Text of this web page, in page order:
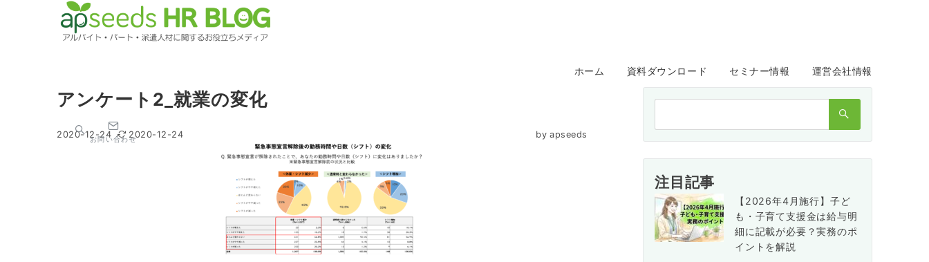
ホーム 資料ダウンロード セミナー情報 運営会社情報
お問い合わせ
アンケート2_就業の変化
2020-12-24 2020-12-24 by apseeds
注目記事
【2026年4月施行】子ど
も・子育て支援金は給与明
細に記載が必要？実務のポ
イントを解説